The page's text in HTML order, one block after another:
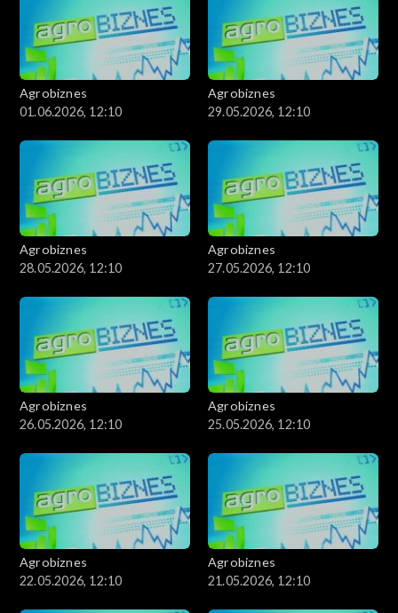
Agrobiznes
01.06.2026, 12:10
Agrobiznes
29.05.2026, 12:10
Agrobiznes
28.05.2026, 12:10
Agrobiznes
27.05.2026, 12:10
Agrobiznes
26.05.2026, 12:10
Agrobiznes
25.05.2026, 12:10
Agrobiznes
22.05.2026, 12:10
Agrobiznes
21.05.2026, 12:10